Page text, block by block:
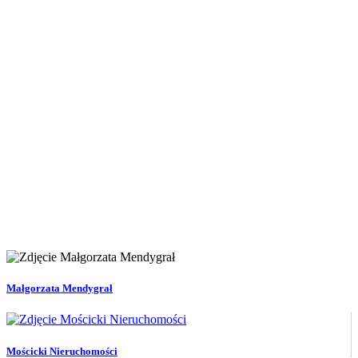
Małgorzata Mendygrał
Mościcki Nieruchomości